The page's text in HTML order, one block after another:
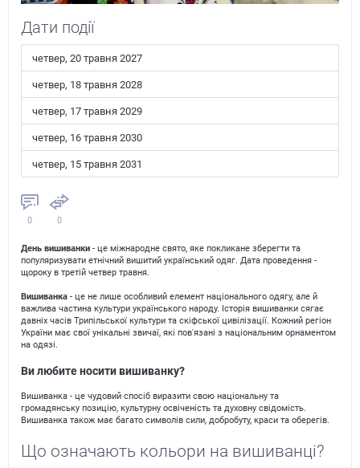
Дати події
четвер, 20 травня 2027
четвер, 18 травня 2028
четвер, 17 травня 2029
четвер, 16 травня 2030
четвер, 15 травня 2031
0 0
День вишиванки - це міжнародне свято, яке покликане зберегти та
популяризувати етнічний вишитий український одяг. Дата проведення -
щороку в третій четвер травня.
Вишиванка - це не лише особливий елемент національного одягу, але й
важлива частина культури українського народу. Історія вишиванки сягає
давніх часів Трипільської культури та скіфської цивілізації. Кожний регіон
України має свої унікальні звичаї, які пов'язані з національним орнаментом
на одязі.
Ви любите носити вишиванку?
Вишиванка - це чудовий спосіб виразити свою національну та
громадянську позицію, культурну освіченість та духовну свідомість.
Вишиванка також має багато символів сили, добробуту, краси та оберегів.
Що означають кольори на вишиванці?